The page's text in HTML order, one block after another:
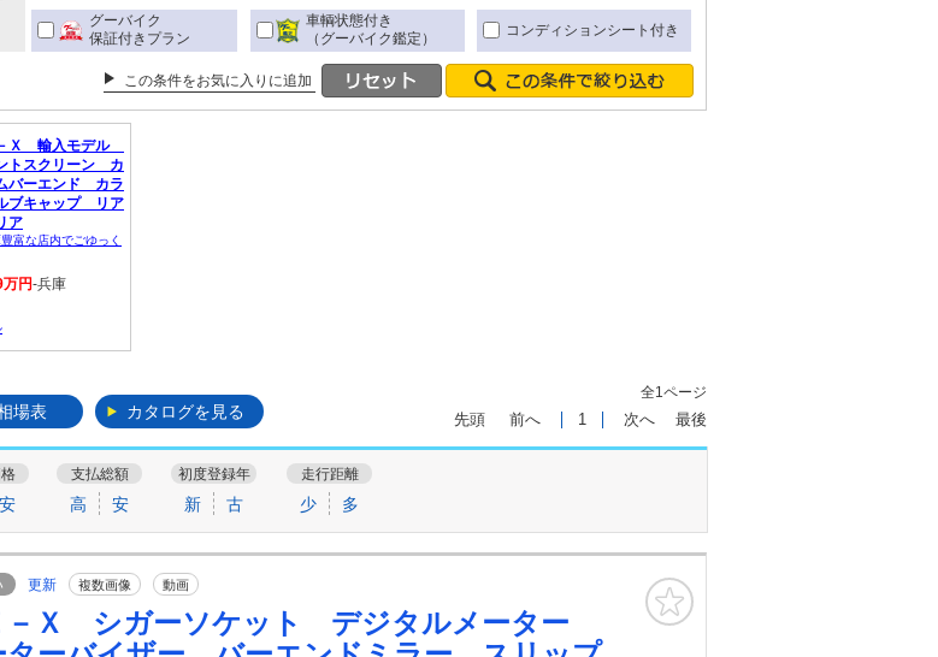
グーバイク
保証付きプラン
車輌状態付き
（グーバイク鑑定）
コンディションシート付き
この条件をお気に入りに追加
Ｘ 輸入モデル
トスクリーン カ
バーエンド カラ
ブキャップ リア
ア
富な店内でごゆっく
円-兵庫
場表 カタログを見る
全1ページ
先頭 前へ 1 次へ 最後
安
支払総額
高 安
初度登録年
新 古
走行距離
少 多
更新 複数画像 動画
－Ｘ シガーソケット デジタルメーター